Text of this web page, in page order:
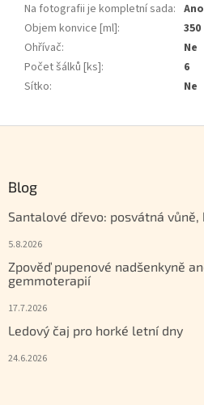
Na fotografii je kompletní sada: Ano
Objem konvice [ml]:
350
Ohřívač:
Ne
Počet šálků [ks]:
6
Sítko: Ne
Blog
Santalové dřevo: posvátná
5.8.2026
Zpověď pupenové nadšenkyně
gemmoterapií
17.7.2026
Ledový čaj pro horké letní dny
24.6.2026